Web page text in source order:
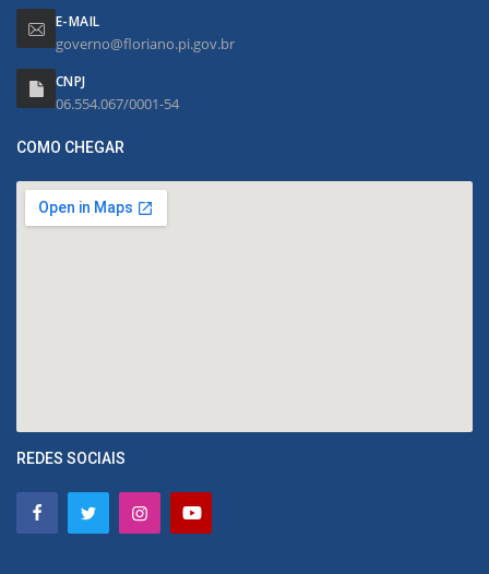
E-MAIL
governo@floriano.pi.gov.br
CNPJ
06.554.067/0001-54
COMO CHEGAR
REDES SOCIAIS